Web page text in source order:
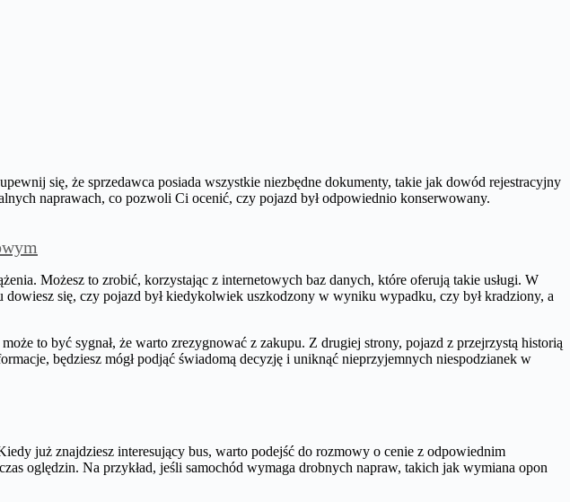
się, że sprzedawca posiada wszystkie niezbędne dokumenty, takie jak dowód rejestracyjny
naprawach, co pozwoli Ci ocenić, czy pojazd był odpowiednio konserwowany.
Możesz to zrobić, korzystając z internetowych baz danych, które oferują takie usługi. W
się, czy pojazd był kiedykolwiek uszkodzony w wyniku wypadku, czy był kradziony, a
to być sygnał, że warto zrezygnować z zakupu. Z drugiej strony, pojazd z przejrzystą historią
będziesz mógł podjąć świadomą decyzję i uniknąć nieprzyjemnych niespodzianek w
już znajdziesz interesujący bus, warto podejść do rozmowy o cenie z odpowiednim
oględzin. Na przykład, jeśli samochód wymaga drobnych napraw, takich jak wymiana opon